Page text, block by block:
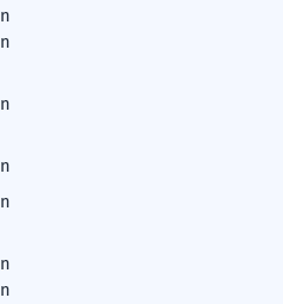
n
n
n
n
n
n
n